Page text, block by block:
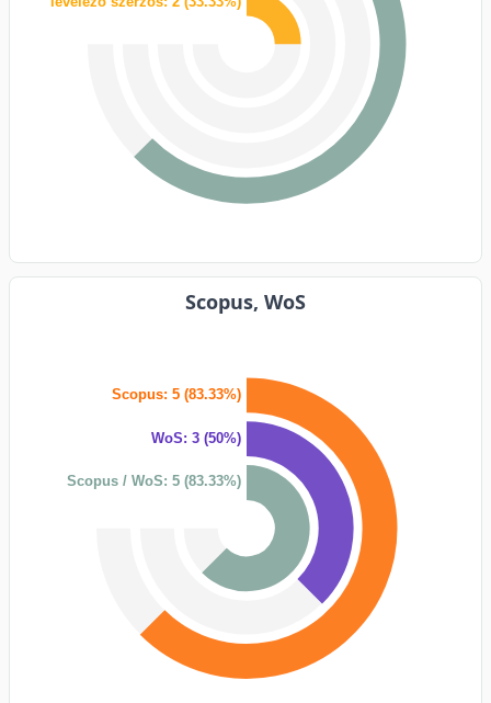
Scopus, WoS
Scopus: 5 (83.33%)
WoS: 3 (50%)
Scopus / WoS: 5 (83.33%)